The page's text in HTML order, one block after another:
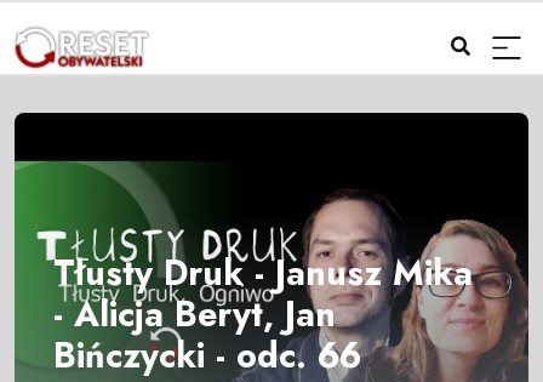
Tłusty Druk - Janusz Mika
- Alicja Beryt, Jan
Bińczycki - odc. 66